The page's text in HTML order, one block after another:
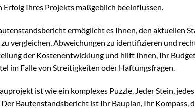
Erfolg Ihres Projekts maßgeblich beeinflussen.
ermöglicht es Ihnen, den aktuellen
vergleichen, Abweichungen zu identifizieren und
der Kostenentwicklung und hilft Ihnen, Ihr
im Falle von Streitigkeiten oder Haftungsfragen.
ist wie ein komplexes Puzzle. Jeder Stein,
Bautenstandsbericht ist Ihr Bauplan, Ihr Kompass,